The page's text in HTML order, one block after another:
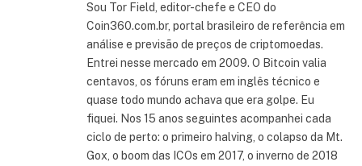
Sou Tor Field, editor-chefe e CEO do
Coin360.com.br, portal brasileiro de referência em
análise e previsão de preços de criptomoedas.
Entrei nesse mercado em 2009. O Bitcoin valia
centavos, os fóruns eram em inglês técnico e
quase todo mundo achava que era golpe. Eu
fiquei. Nos 15 anos seguintes acompanhei cada
ciclo de perto: o primeiro halving, o colapso da Mt.
Gox, o boom das ICOs em 2017, o inverno de 2018